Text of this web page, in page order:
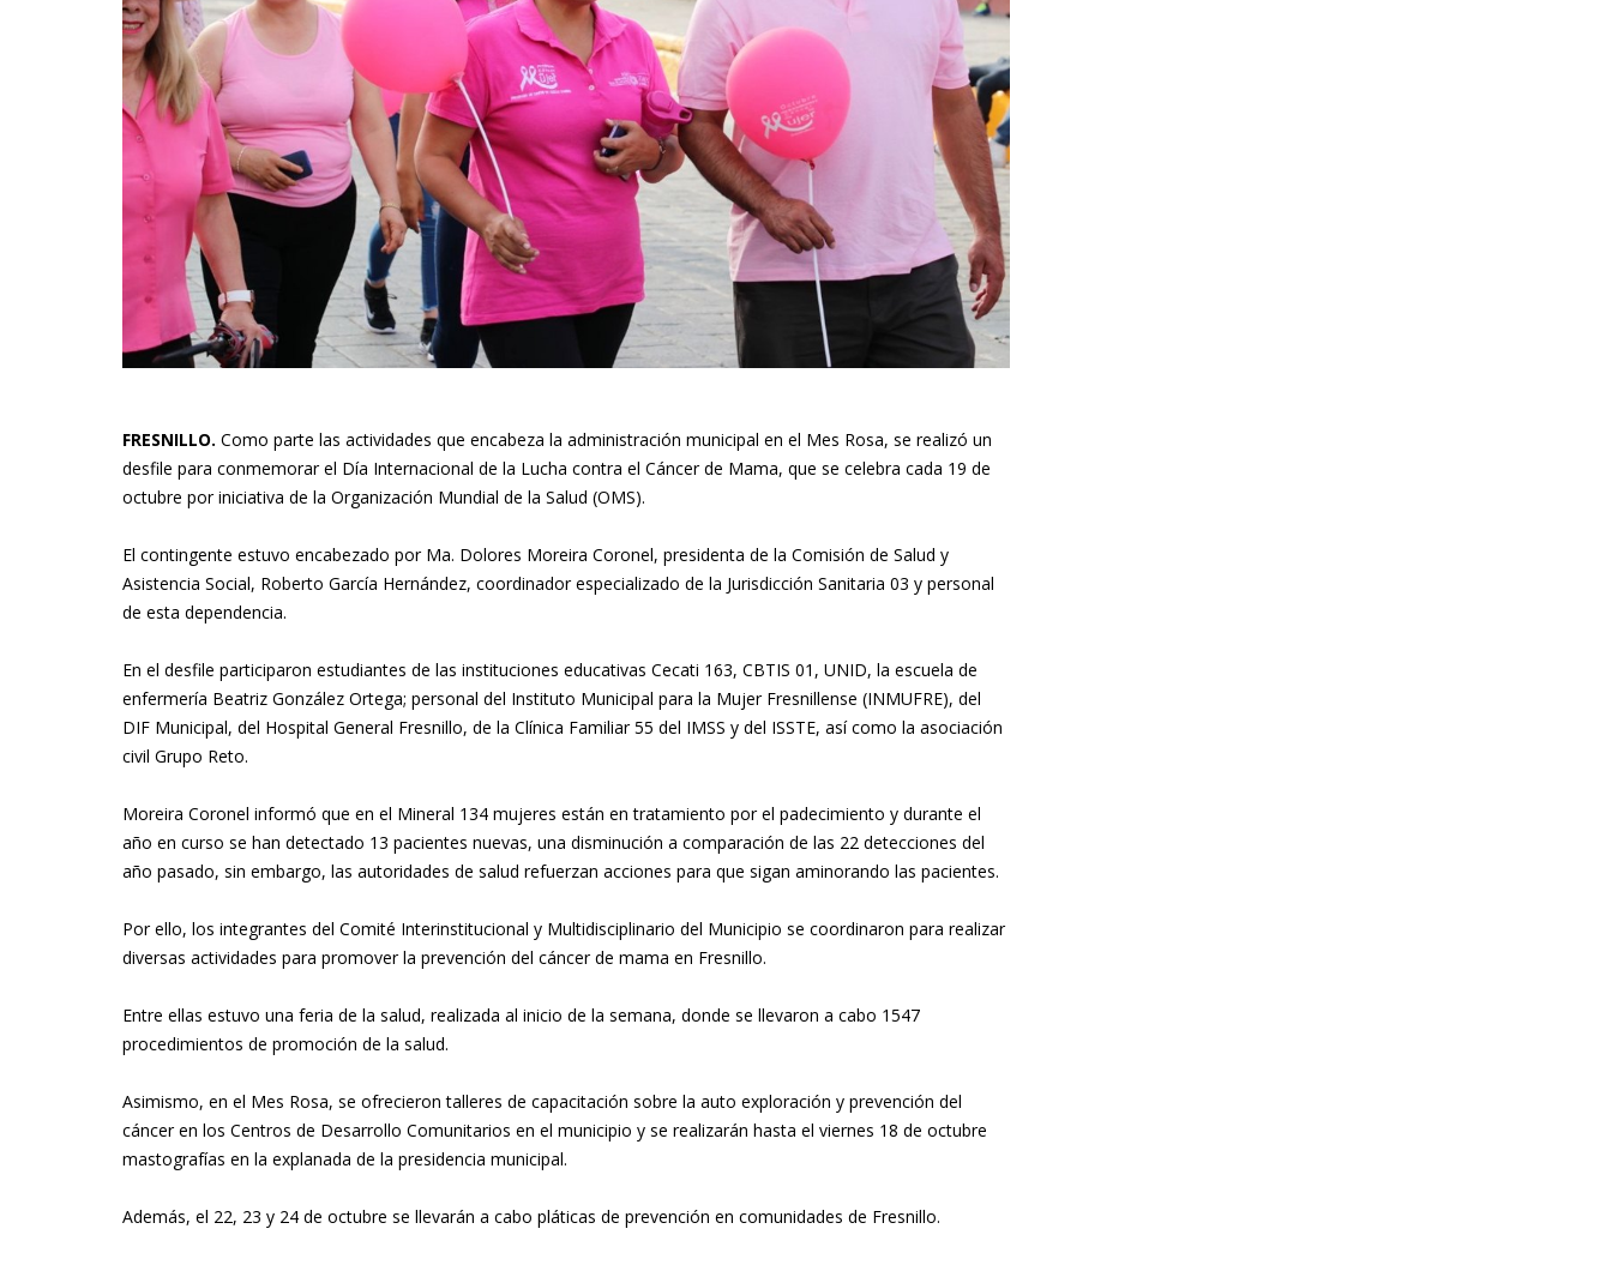
FRESNILLO. Como parte las actividades que encabeza la administración municipal en el Mes Rosa, se realizó un
desfile para conmemorar el Día Internacional de la Lucha contra el Cáncer de Mama, que se celebra cada 19 de
octubre por iniciativa de la Organización Mundial de la Salud (OMS).
El contingente estuvo encabezado por Ma. Dolores Moreira Coronel, presidenta de la Comisión de Salud y
Asistencia Social, Roberto García Hernández, coordinador especializado de la Jurisdicción Sanitaria 03 y personal
de esta dependencia.
En el desfile participaron estudiantes de las instituciones educativas Cecati 163, CBTIS 01, UNID, la escuela de
enfermería Beatriz González Ortega; personal del Instituto Municipal para la Mujer Fresnillense (INMUFRE), del
DIF Municipal, del Hospital General Fresnillo, de la Clínica Familiar 55 del IMSS y del ISSTE, así como la asociación
civil Grupo Reto.
Moreira Coronel informó que en el Mineral 134 mujeres están en tratamiento por el padecimiento y durante el
año en curso se han detectado 13 pacientes nuevas, una disminución a comparación de las 22 detecciones del
año pasado, sin embargo, las autoridades de salud refuerzan acciones para que sigan aminorando las pacientes.
Por ello, los integrantes del Comité Interinstitucional y Multidisciplinario del Municipio se coordinaron para realizar
diversas actividades para promover la prevención del cáncer de mama en Fresnillo.
Entre ellas estuvo una feria de la salud, realizada al inicio de la semana, donde se llevaron a cabo 1547
procedimientos de promoción de la salud.
Asimismo, en el Mes Rosa, se ofrecieron talleres de capacitación sobre la auto exploración y prevención del
cáncer en los Centros de Desarrollo Comunitarios en el municipio y se realizarán hasta el viernes 18 de octubre
mastografías en la explanada de la presidencia municipal.
Además, el 22, 23 y 24 de octubre se llevarán a cabo pláticas de prevención en comunidades de Fresnillo.